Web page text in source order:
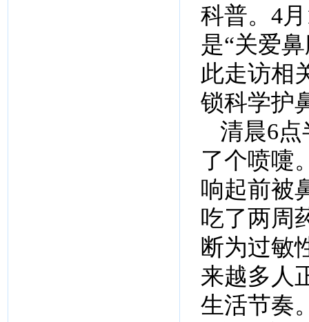
科普。4
是“关爱
此走访相
锁科学护
清晨6
了个喷嚏
响起前被
吃了两周
断为过敏
来越多人
生活节奏